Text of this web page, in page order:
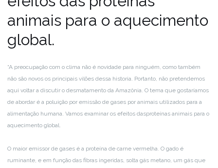
animais para o aquecimento
global.
“A preocupação com o clima não é novidade para ninguém, como também
não são novos os principais vilões dessa historia. Portanto, não pretendemos
aqui voltar a discutir o desmatamento da Amazônia. O tema que gostaríamos
de abordar é a poluição por emissão de gases por animais utilizados para a
alimentação humana. Vamos examinar os efeitos dasproteínas animais para o
aquecimento global.
O maior emissor de gases é a proteína de carne vermelha. O gado é
ruminante, e em função das fibras ingeridas, solta gás metano, um gás que